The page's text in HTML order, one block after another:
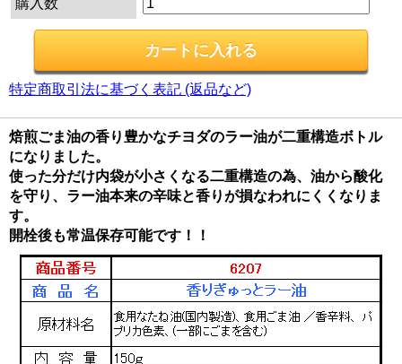
購入数
特定商取引法に基づく表記 (返品など)
焙煎ごま油の香り豊かなチヨダのラー油が二重構造ボトル
になりました。
使った分だけ内袋が小さくなる二重構造の為、油から酸化
を守り、ラー油本来の辛味と香りが損なわれにくくなりま
す。
開栓後も常温保存可能です！！